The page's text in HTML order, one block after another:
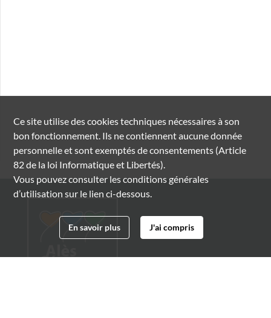
Ce site utilise descookiestechniques nécessaires à son
bon fonctionnement. Ils ne contiennent aucune donnée
personnelle et sont exemptés de consentements (Article
82 de la loi Informatique et Libertés).
Vous pouvez consulter les conditions générales
d’utilisation sur le lien ci-dessous.
En savoir plus J'ai compris